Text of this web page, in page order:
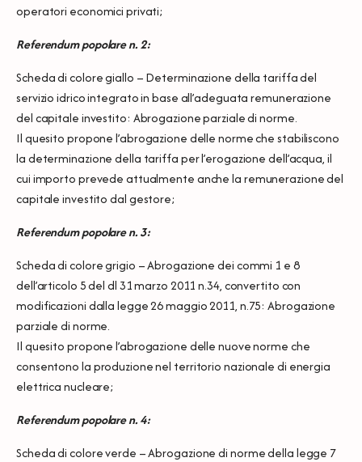
operatori economici privati;
Referendum popolare n. 2:
Scheda di colore giallo – Determinazione della tariffa del
servizio idrico integrato in base all’adeguata remunerazione
del capitale investito: Abrogazione parziale di norme.
Il quesito propone l’abrogazione delle norme che stabiliscono
la determinazione della tariffa per l’erogazione dell’acqua, il
cui importo prevede attualmente anche la remunerazione del
capitale investito dal gestore;
Referendum popolare n. 3:
Scheda di colore grigio – Abrogazione dei commi 1 e 8
dell’articolo 5 del dl 31 marzo 2011 n.34, convertito con
modificazioni dalla legge 26 maggio 2011, n.75: Abrogazione
parziale di norme.
Il quesito propone l’abrogazione delle nuove norme che
consentono la produzione nel territorio nazionale di energia
elettrica nucleare;
Referendum popolare n. 4:
Scheda di colore verde – Abrogazione di norme della legge 7